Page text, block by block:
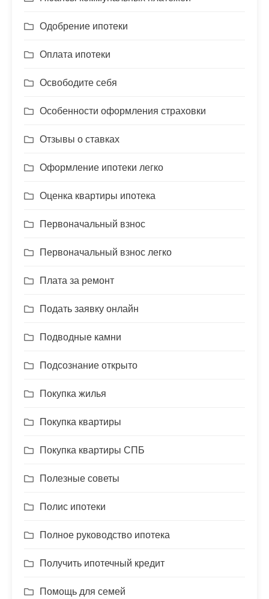
Одобрение ипотеки
Оплата ипотеки
Освободите себя
Особенности оформления страховки
Отзывы о ставках
Оформление ипотеки легко
Оценка квартиры ипотека
Первоначальный взнос
Первоначальный взнос легко
Плата за ремонт
Подать заявку онлайн
Подводные камни
Подсознание открыто
Покупка жилья
Покупка квартиры
Покупка квартиры СПБ
Полезные советы
Полис ипотеки
Полное руководство ипотека
Получить ипотечный кредит
Помощь для семей